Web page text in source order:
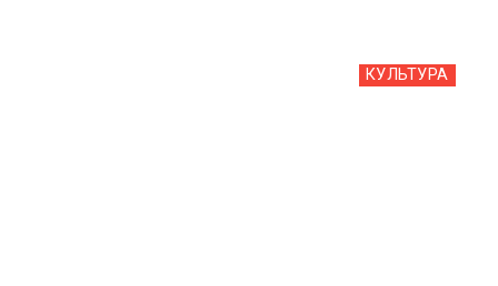
КУЛЬТУРА